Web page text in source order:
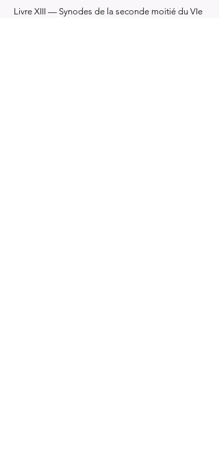
Livre XIII — Synodes de la seconde moitié du VIe